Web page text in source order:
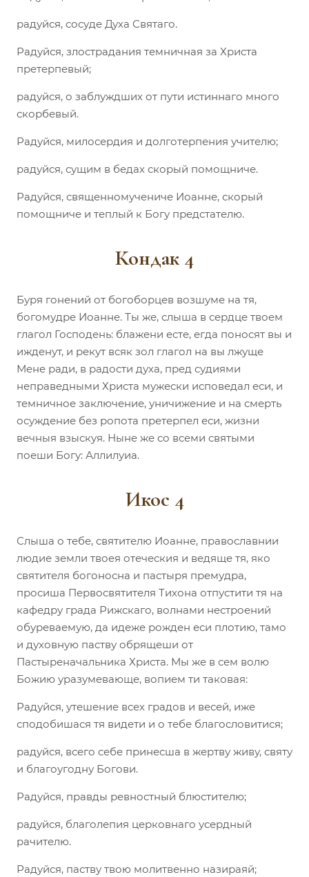
радуйся, сосуде Духа Святаго.
Радуйся, злострадания темничная за Христа
претерпевый;
радуйся, о заблуждших от пути истиннаго много
скорбевый.
Радуйся, милосердия и долготерпения учителю;
радуйся, сущим в бедах скорый помощниче.
Радуйся, священномучениче Иоанне, скорый
помощниче и теплый к Богу предстателю.
Кондак 4
Буря гонений от богоборцев возшуме на тя,
богомудре Иоанне. Ты же, слыша в сердце твоем
глагол Господень: блажени есте, егда поносят вы и
ижденут, и рекут всяк зол глагол на вы лжуще
Мене ради, в радости духа, пред судиями
неправедными Христа мужески исповедал еси, и
темничное заключение, уничижение и на смерть
осуждение без ропота претерпел еси, жизни
вечныя взыскуя. Ныне же со всеми святыми
поеши Богу: Аллилуиа.
Икос 4
Слыша о тебе, святителю Иоанне, православнии
людие земли твоея отеческия и ведяще тя, яко
святителя богоносна и пастыря премудра,
просиша Первосвятителя Тихона отпустити тя на
кафедру града Рижскаго, волнами нестроений
обуреваемую, да идеже рожден еси плотию, тамо
и духовную паству обрящеши от
Пастыреначальника Христа. Мы же в сем волю
Божию уразумевающе, вопием ти таковая:
Радуйся, утешение всех градов и весей, иже
сподобишася тя видети и о тебе благословитися;
радуйся, всего себе принесша в жертву живу, святу
и благоугодну Богови.
Радуйся, правды ревностный блюстителю;
радуйся, благолепия церковнаго усердный
рачителю.
Радуйся, паству твою молитвенно назираяй;